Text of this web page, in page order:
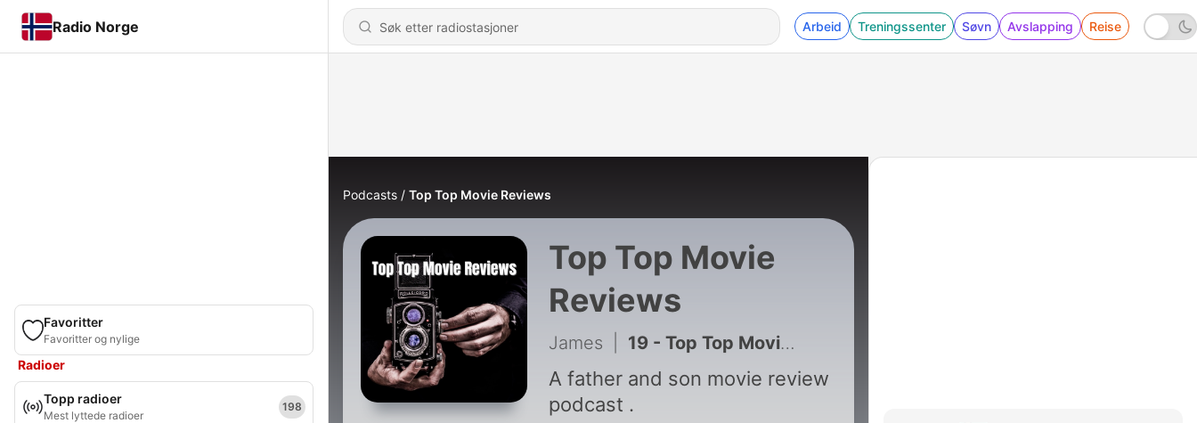
Radio Norge Arbeid Treningssenter Søvn Avslapping Reise
Favoritter
Favoritter og nylige
Radioer
Topp radioer
Mest lyttede radioer
198
Podcasts Top Top Movie Reviews
Top Top Movie
Reviews
James 19 - Top Top Movie Reviews: Update
A father and son movie review
podcast .